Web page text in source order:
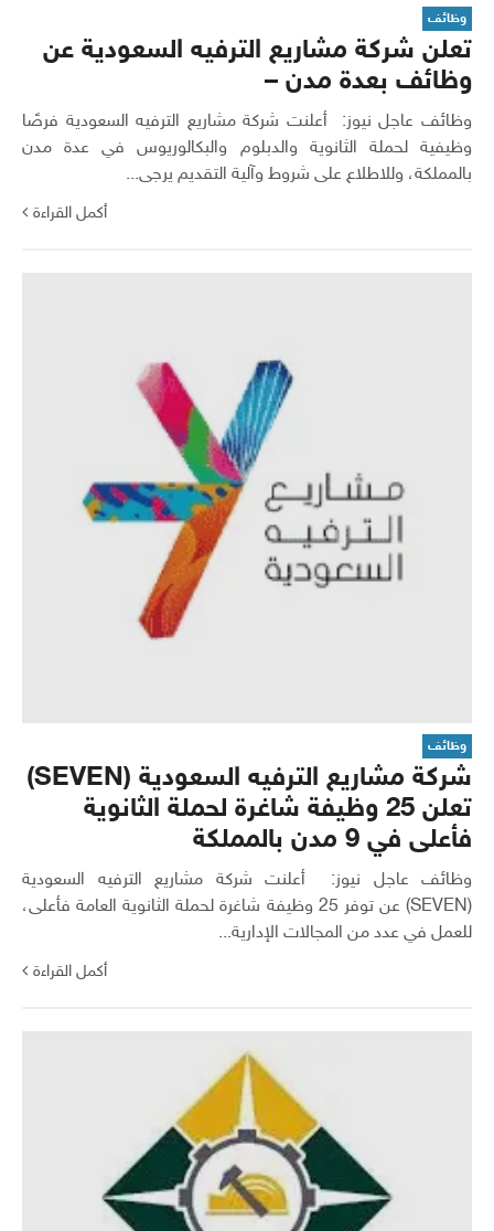
وظائف
تعلن شركة مشاريع الترفيه السعودية عن
وظائف بعدة مدن –
وظائف عاجل نيوز: أعلنت شركة مشاريع الترفيه السعودية فرصًا
وظيفية لحملة الثانوية والدبلوم والبكالوريوس في عدة مدن
بالمملكة، وللاطلاع على شروط وآلية التقديم يرجى...
أكمل القراءة
وظائف
شركة مشاريع الترفيه السعودية (SEVEN)
تعلن 25 وظيفة شاغرة لحملة الثانوية
فأعلى في 9 مدن بالمملكة
وظائف عاجل نيوز: أعلنت شركة مشاريع الترفيه السعودية
(SEVEN) عن توفر 25 وظيفة شاغرة لحملة الثانوية العامة فأعلى،
للعمل في عدد من المجالات الإدارية...
أكمل القراءة